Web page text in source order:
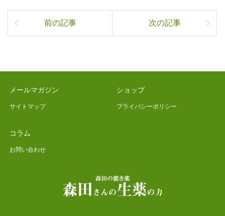
前の記事 次の記事
メールマガジン
サイトマップ
ショップ
プライバシーポリシー
コラム
お問い合わせ